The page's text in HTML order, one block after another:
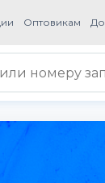
Оптовикам